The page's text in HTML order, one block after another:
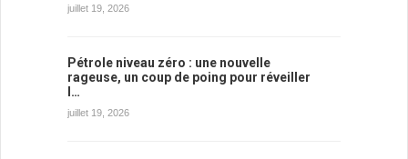
juillet 19, 2026
Pétrole niveau zéro : une nouvelle
rageuse, un coup de poing pour réveiller
l…
juillet 19, 2026